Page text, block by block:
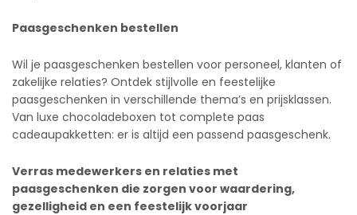
Paasgeschenken bestellen
Wil je paasgeschenken bestellen voor personeel, klanten of
zakelijke relaties? Ontdek stijlvolle en feestelijke
paasgeschenken in verschillende thema’s en prijsklassen.
Van luxe chocoladeboxen tot complete paas
cadeaupakketten: er is altijd een passend paasgeschenk.
Verras medewerkers en relaties met
paasgeschenken die zorgen voor waardering,
gezelligheid en een feestelijk voorjaar